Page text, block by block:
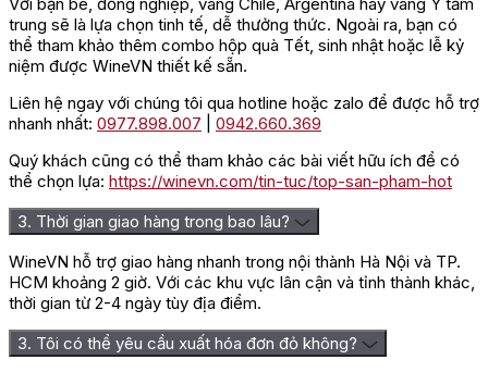
Với bạn bè, đồng nghiệp, vang Chile, Argentina hay vang Ý tầm
trung sẽ là lựa chọn tinh tế, dễ thưởng thức. Ngoài ra, bạn có
thể tham khảo thêm combo hộp quà Tết, sinh nhật hoặc lễ kỷ
niệm được WineVN thiết kế sẵn.
Liên hệ ngay với chúng tôi qua hotline hoặc zalo để được hỗ trợ
nhanh nhất: 0977.898.007
0942.660.369
Quý khách cũng có thể tham khảo các bài viết hữu ích để có
thể chọn lựa: https://winevn.com/tin-tuc/top-san-pham-hot
3. Thời gian giao hàng trong bao lâu?
WineVN hỗ trợ giao hàng nhanh trong nội thành Hà Nội và TP.
HCM khoảng 2 giờ. Với các khu vực lân cận và tỉnh thành khác,
thời gian từ 2-4 ngày tùy địa điểm.
3. Tôi có thể yêu cầu xuất hóa đơn đỏ không?